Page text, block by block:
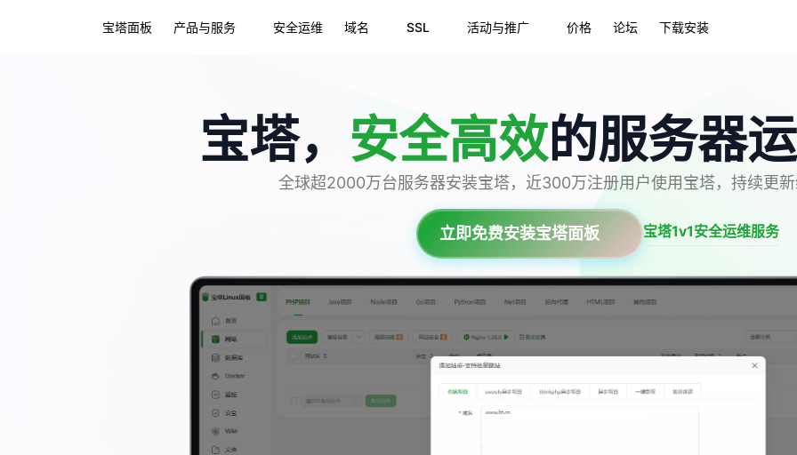
宝塔面板 产品与服务 安全运维 域名 SSL 活动与推广 价格 论坛 下载安装
宝塔， 安全高效的服务器
全球超2000万台服务器安装宝塔，近300万注册用户使用宝塔，持续更
立即免费安装宝塔面板 宝塔1v1安全运维服务